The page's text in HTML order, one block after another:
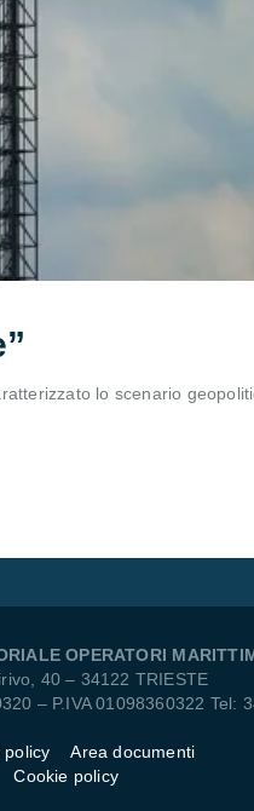
lo scenario
OPERATORI
40 – 34122 TRIESTE
– P.IVA 01098360322 Tel:
policy
Area documenti
Cookie policy